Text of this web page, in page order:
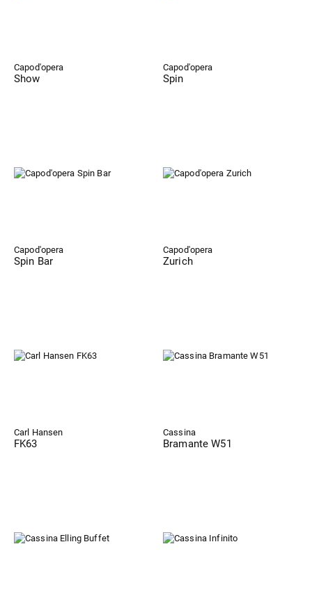
Capod'opera
Show
Capod'opera
Spin
Capod'opera
Spin Bar
Capod'opera
Zurich
Carl Hansen
FK63
Cassina
Bramante W51